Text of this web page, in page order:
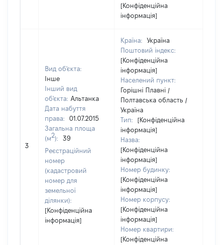
[Конфіденційна
інформація]
3
Вид об'єкта:
Інше
Інший вид
об'єкта: Альтанка
Дата набуття
права:
01.07.2015
Загальна площа
(м2):
39
Реєстраційний
номер
(кадастровий
номер для
земельної
ділянки):
[Конфіденційна
інформація]
Країна:
Україна
Поштовий індекс:
[Конфіденційна
інформація]
Населений пункт:
Горішні Плавні /
Полтавська область /
Україна
Тип:
[Конфіденційна
інформація]
Назва:
[Конфіденційна
інформація]
Номер будинку:
[Конфіденційна
інформація]
Номер корпусу:
[Конфіденційна
інформація]
Номер квартири:
[Конфіденційна